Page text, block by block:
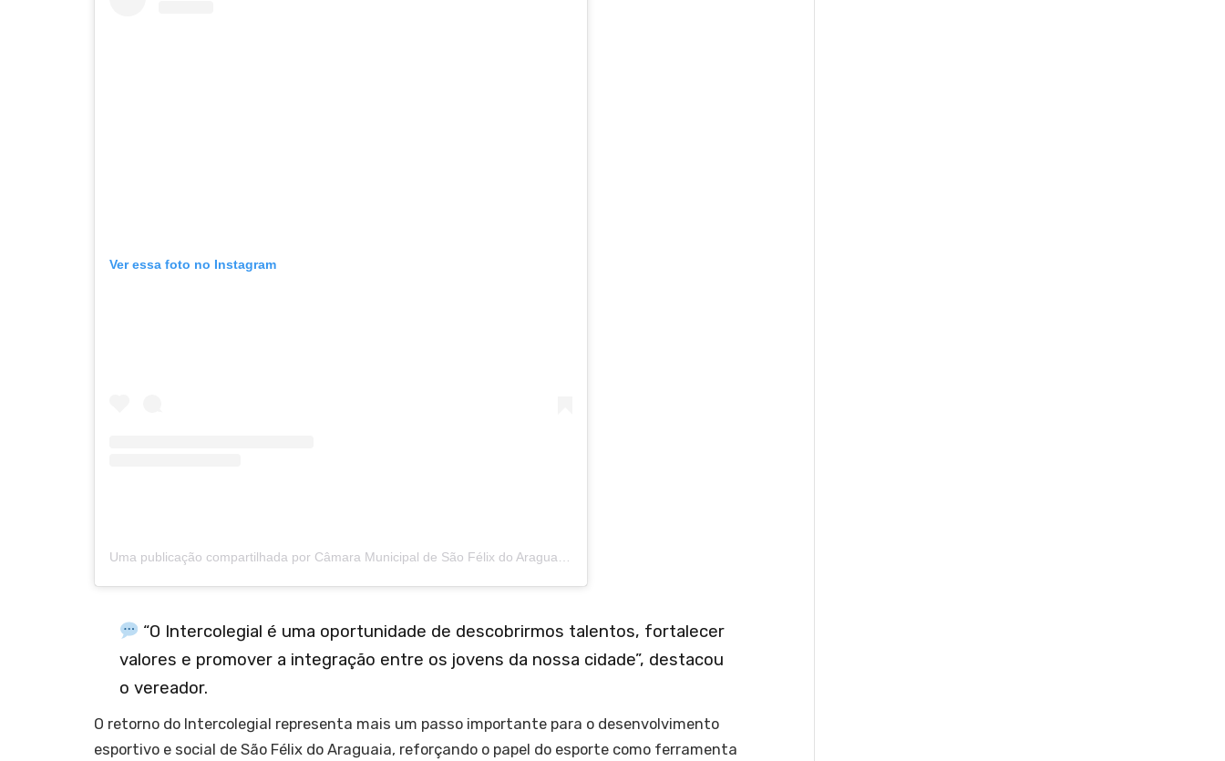
Ver essa foto no Instagram
Uma publicação compartilhada por Câmara Municipal de São Félix do Araguaia (@camarasaofelixdoaraguaia)
“O Intercolegial é uma oportunidade de descobrirmos talentos, fortalecer
valores e promover a integração entre os jovens da nossa cidade”, destacou
o vereador.
O retorno do Intercolegial representa mais um passo importante para o desenvolvimento
esportivo e social de São Félix do Araguaia, reforçando o papel do esporte como ferramenta